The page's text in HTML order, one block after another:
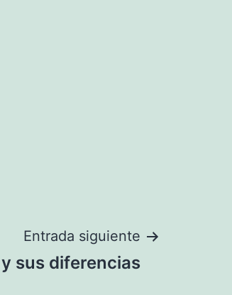
Entrada siguiente
sus diferencias